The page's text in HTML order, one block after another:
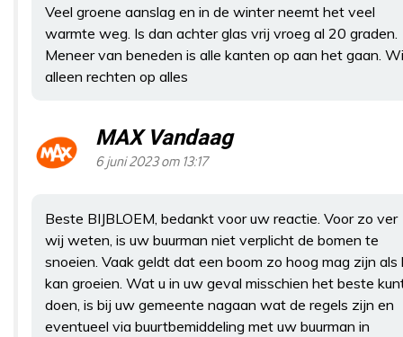
Veel groene aanslag en in de winter neemt het veel
warmte weg. Is dan achter glas vrij vroeg al 20 graden.
Meneer van beneden is alle kanten op aan het gaan.
alleen rechten op alles
MAX Vandaag
6 juni 2023 om 13:17
Beste BIJBLOEM, bedankt voor uw reactie. Voor zo ver
wij weten, is uw buurman niet verplicht de bomen te
snoeien. Vaak geldt dat een boom zo hoog mag zijn als
kan groeien. Wat u in uw geval misschien het beste
doen, is bij uw gemeente nagaan wat de regels zijn en
eventueel via buurtbemiddeling met uw buurman in